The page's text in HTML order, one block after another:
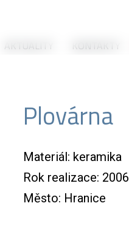
AKTUALITY KONTAKTY
Plovárna
Materiál: keramika
Rok realizace: 2006
Město: Hranice